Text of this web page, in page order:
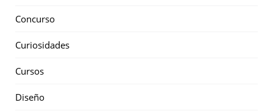
Concurso
Curiosidades
Cursos
Diseño